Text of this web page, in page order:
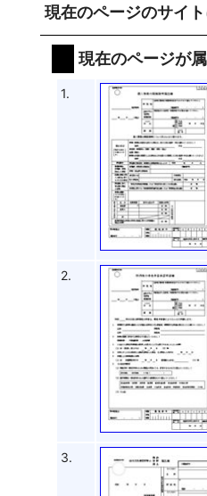
現在のページのサイ
現在のページが
1.
2.
3.